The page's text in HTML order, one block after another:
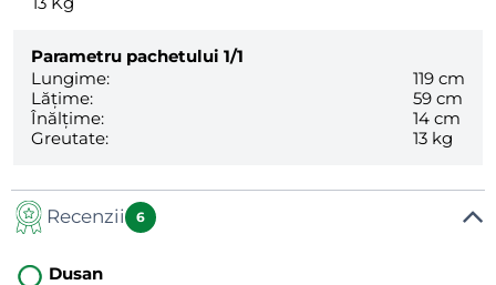
Parametru pachetului 1/1
Lungime:
119 cm
Lățime:
59 cm
Înălțime:
14 cm
Greutate:
13 kg
Recenzii 6
Dusan